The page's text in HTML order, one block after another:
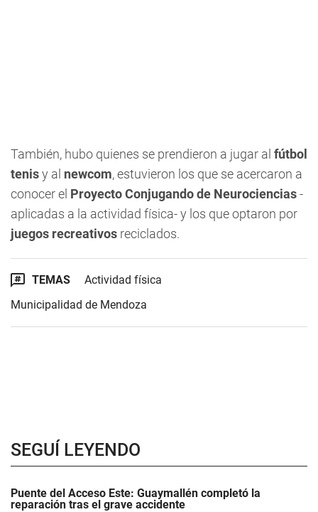
También, hubo quienes se prendieron a jugar al fútbol
tenisy al newcom, estuvieron los que se acercaron a
conocer el Proyecto Conjugando de Neurociencias-
aplicadas a la actividad física- y los que optaron por
juegos recreativos reciclados.
TEMAS
Actividad física
Municipalidad de Mendoza
SEGUÍ LEYENDO
Puente del Acceso Este: Guaymallén completó la
reparación tras el grave accidente